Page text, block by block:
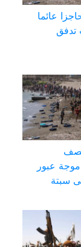
عائما
نصف
عبور
سبتة